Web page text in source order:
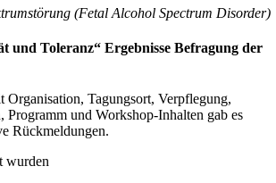
(Fetal Alcohol Spectrum Disorder)
und Toleranz“ Ergebnisse Befragung der
Organisation, Tagungsort, Verpflegung,
Programm und Workshop-Inhalten gab es
Rückmeldungen.
wurden